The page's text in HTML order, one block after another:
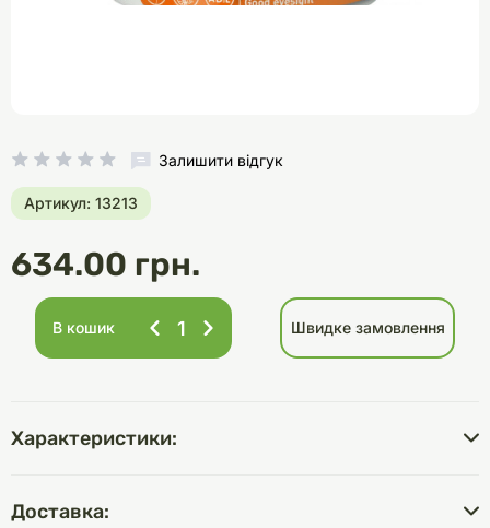
Залишити відгук
Артикул: 13213
634.00 грн.
В кошик Швидке замовлення
Характеристики:
Доставка: